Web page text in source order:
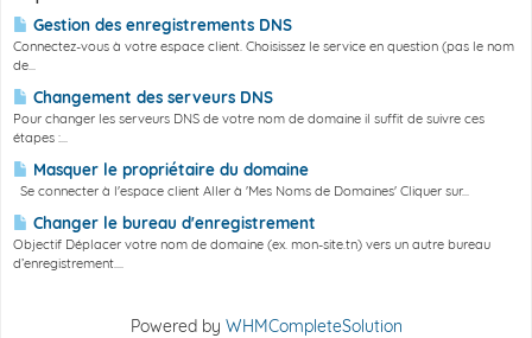
Gestion des enregistrements DNS
Connectez-vous à votre espace client. Choisissez le service en question (pas le nom
de...
Changement des serveurs DNS
Pour changer les serveurs DNS de votre nom de domaine il suffit de suivre ces
étapes :...
Masquer le propriétaire du domaine
Se connecter à l'espace client Aller à 'Mes Noms de Domaines' Cliquer sur...
Changer le bureau d'enregistrement
Objectif Déplacer votre nom de domaine (ex. mon-site.tn) vers un autre bureau
d’enregistrement....
Powered by WHMCompleteSolution